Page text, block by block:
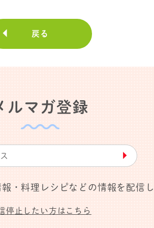
戻る
ルマガ登録
▶︎
・料理レシピなどの情報を配信
停止したい方はこちら